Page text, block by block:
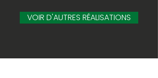
VOIR D'AUTRES RÉALISATIONS